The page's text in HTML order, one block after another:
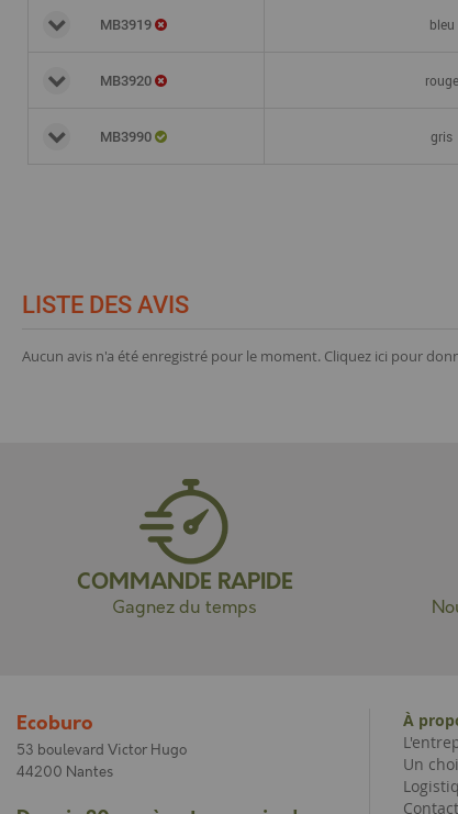
MB3919 bleu
MB3920 rouge
MB3990 gris
LISTE DES AVIS
Aucun avis n'a été enregistré pour le moment. Cliquez ici pour
COMMANDE RAPIDE
Gagnez du temps
Ecoburo
53 boulevard Victor Hugo
44200 Nantes
À
Un
Contact